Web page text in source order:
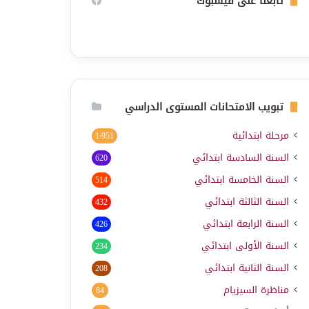
تبويب الامتحانات المستوى الدراسي
مرحلة ابتدائية 1٬951
السنة السادسة ابتدائي 620
السنة الخامسة ابتدائي 514
السنة الثالثة ابتدائي 432
السنة الرابعة ابتدائي 426
السنة الأولى ابتدائي 234
السنة الثانية ابتدائي 208
مناظرة السيزيام 84